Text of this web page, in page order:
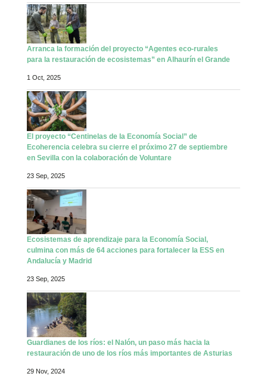
Arranca la formación del proyecto “Agentes eco-rurales
para la restauración de ecosistemas” en Alhaurín el Grande
1 Oct, 2025
El proyecto “Centinelas de la Economía Social” de
Ecoherencia celebra su cierre el próximo 27 de septiembre
en Sevilla con la colaboración de Voluntare
23 Sep, 2025
Ecosistemas de aprendizaje para la Economía Social,
culmina con más de 64 acciones para fortalecer la ESS en
Andalucía y Madrid
23 Sep, 2025
Guardianes de los ríos: el Nalón, un paso más hacia la
restauración de uno de los ríos más importantes de Asturias
29 Nov, 2024